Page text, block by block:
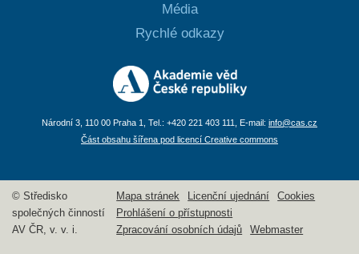
Média
Rychlé odkazy
Národní 3, 110 00 Praha 1, Tel.: +420 221 403 111, E-mail: info@cas.cz
Část obsahu šířena pod licencí Creative commons
© Středisko
společných činností
AV ČR, v. v. i.
Mapa stránek Licenční ujednání
Cookies
Prohlášení o přístupnosti
Zpracování osobních údajů
Webmaster